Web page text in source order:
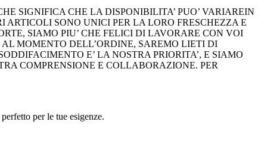
SIGNIFICA CHE LA DISPONIBILITA’ PUO’ VARIAREIN
SONO UNICI PER LA LORO FRESCHEZZA E
SIAMO PIU’ CHE FELICI DI LAVORARE CON VOI
MOMENTO DELL’ORDINE, SAREMO LIETI DI
E’ LA NOSTRA PRIORITA’, E SIAMO
COMPRENSIONE E COLLABORAZIONE. PER
per le tue esigenze.